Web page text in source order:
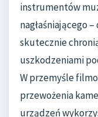
instrumentów
nagłaśniającego
skutecznie
uszkodzeniami
W przemyśle
przewożenia
urządzeń